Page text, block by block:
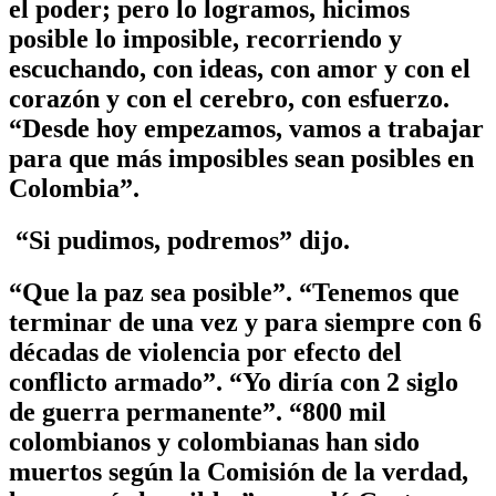
el poder; pero lo logramos, hicimos
posible lo imposible, recorriendo y
escuchando, con ideas, con amor y con el
corazón y con el cerebro, con esfuerzo.
“Desde hoy empezamos, vamos a trabajar
para que más imposibles sean posibles en
Colombia”.
“Si pudimos, podremos” dijo.
“Que la paz sea posible”. “Tenemos que
terminar de una vez y para siempre con 6
décadas de violencia por efecto del
conflicto armado”. “Yo diría con 2 siglo
de guerra permanente”. “800 mil
colombianos y colombianas han sido
muertos según la Comisión de la verdad,